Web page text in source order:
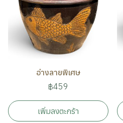
อ่างลายพิเศษ
฿459
เพิ่มลงตะกร้า